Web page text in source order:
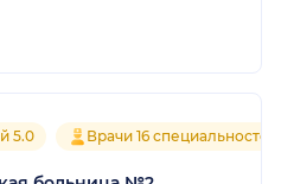
5.0 Врачи 16 специальностей